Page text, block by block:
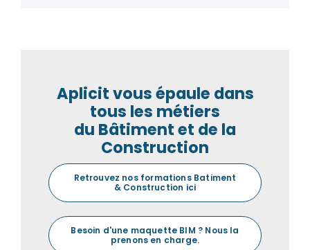
Aplicit vous épaule dans
tous les métiers
du Bâtiment et de la
Construction
Retrouvez nos formations Batiment
& Construction ici
Besoin d'une maquette BIM ? Nous la
prenons en charge.